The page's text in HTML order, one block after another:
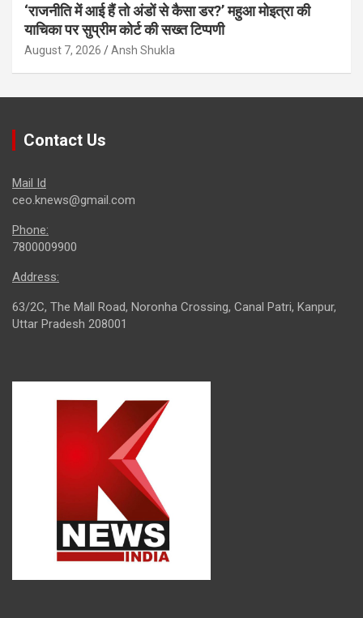
‘राजनीति में आई हैं तो अंडों से कैसा डर?’ महुआ मोइत्रा की
याचिका पर सुप्रीम कोर्ट की सख्त टिप्पणी
August 7, 2026 Ansh Shukla
Contact Us
Mail Id
ceo.knews@gmail.com
Phone:
7800009900
Address:
63/2C, The Mall Road, Noronha Crossing, Canal Patri, Kanpur,
Uttar Pradesh 208001